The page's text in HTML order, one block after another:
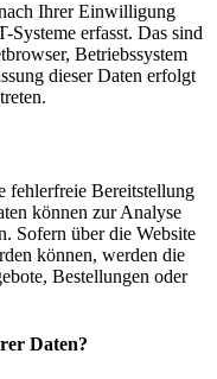
Ihrer Einwilligung
Systeme erfasst. Das sind
Betriebssystem
dieser Daten erfolgt
fehlerfreie Bereitstellung
können zur Analyse
Sofern über die Website
können, werden die
Bestellungen oder
Daten?